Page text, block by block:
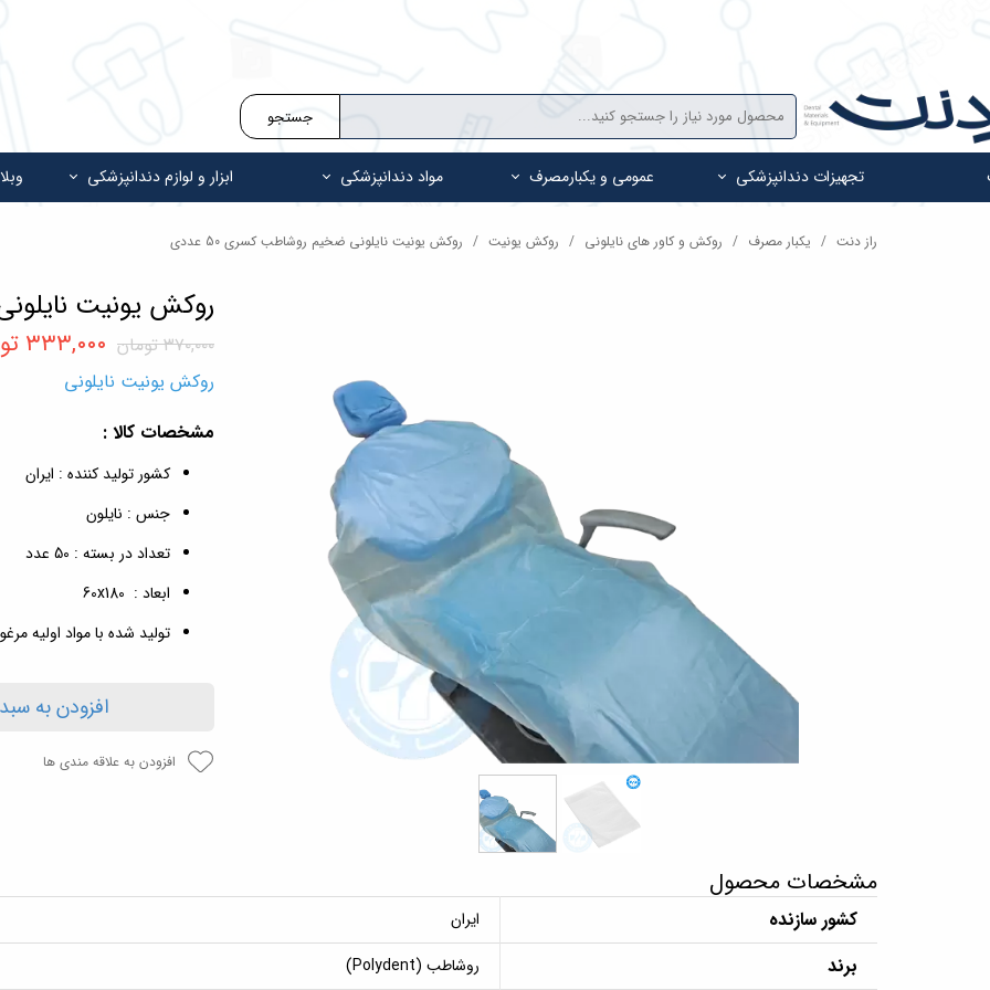
جستجو
تجهیزات دندانپزشکی عمومی و یکبارمصرف مواد دندانپزشکی ابزار و لوازم دندانپزشکی
راز دنت یکبار مصرف روکش و کاور های نایلونی روکش یونیت روکش یونیت نایلونی ضخیم روشاطب کسری 50 عددی
روکش یونیت نایلونی
۳۷۰,۰۰۰ تومان ۳۳۳,۰۰۰ تومان
روکش یونیت نایلونی
مشخصات کالا :
کشور تولید کننده : ایران
جنس : نایلون
تعداد در بسته : 50 عدد
ابعاد : 60x180
تولید شده با مواد اولیه
افزودن به
افزودن به علاقه مندی ها
مشخصات محصول
کشور سازنده ایران
برند روشاطب (Polydent)